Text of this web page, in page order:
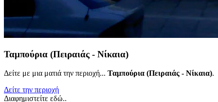
Ταμπούρια (Πειραιάς - Νίκαια)
Δείτε με μια ματιά την περιοχή... Ταμπούρια (Πειραιάς - Νίκαια).
Δείτε την περιοχή
Διαφημιστείτε εδώ..